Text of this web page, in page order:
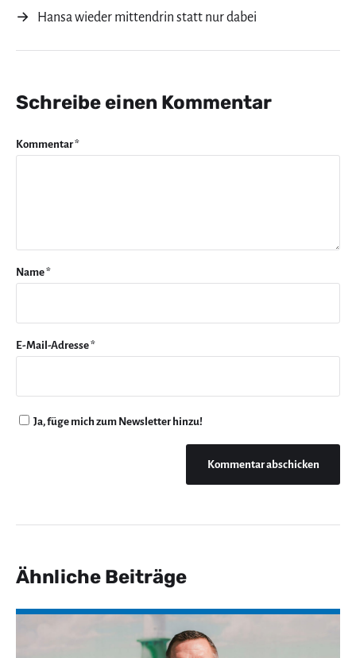
→
Hansa wieder mittendrin statt nur dabei
Schreibe einen Kommentar
Kommentar*
Name*
E-Mail-Adresse*
Ja, füge mich zum Newsletter hinzu!
Ähnliche Beiträge